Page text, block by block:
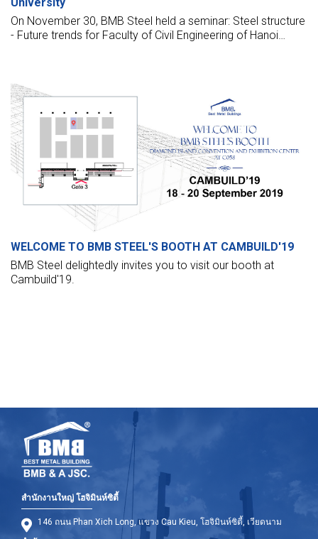
University
On November 30, BMB Steel held a seminar: Steel structure
- Future trends for Faculty of Civil Engineering of Hanoi
WELCOME TO BMB STEEL'S BOOTH AT CAMBUILD'19
BMB Steel delightedly invites you to visit our booth at
Cambuild'19.
สำนักงานใหญ่ โฮจิมินห์ซิตี้
146 ถนน Phan Xich Long, แขวง Cau Kieu, โฮจิมินห์ซิตี้, เวียดนาม